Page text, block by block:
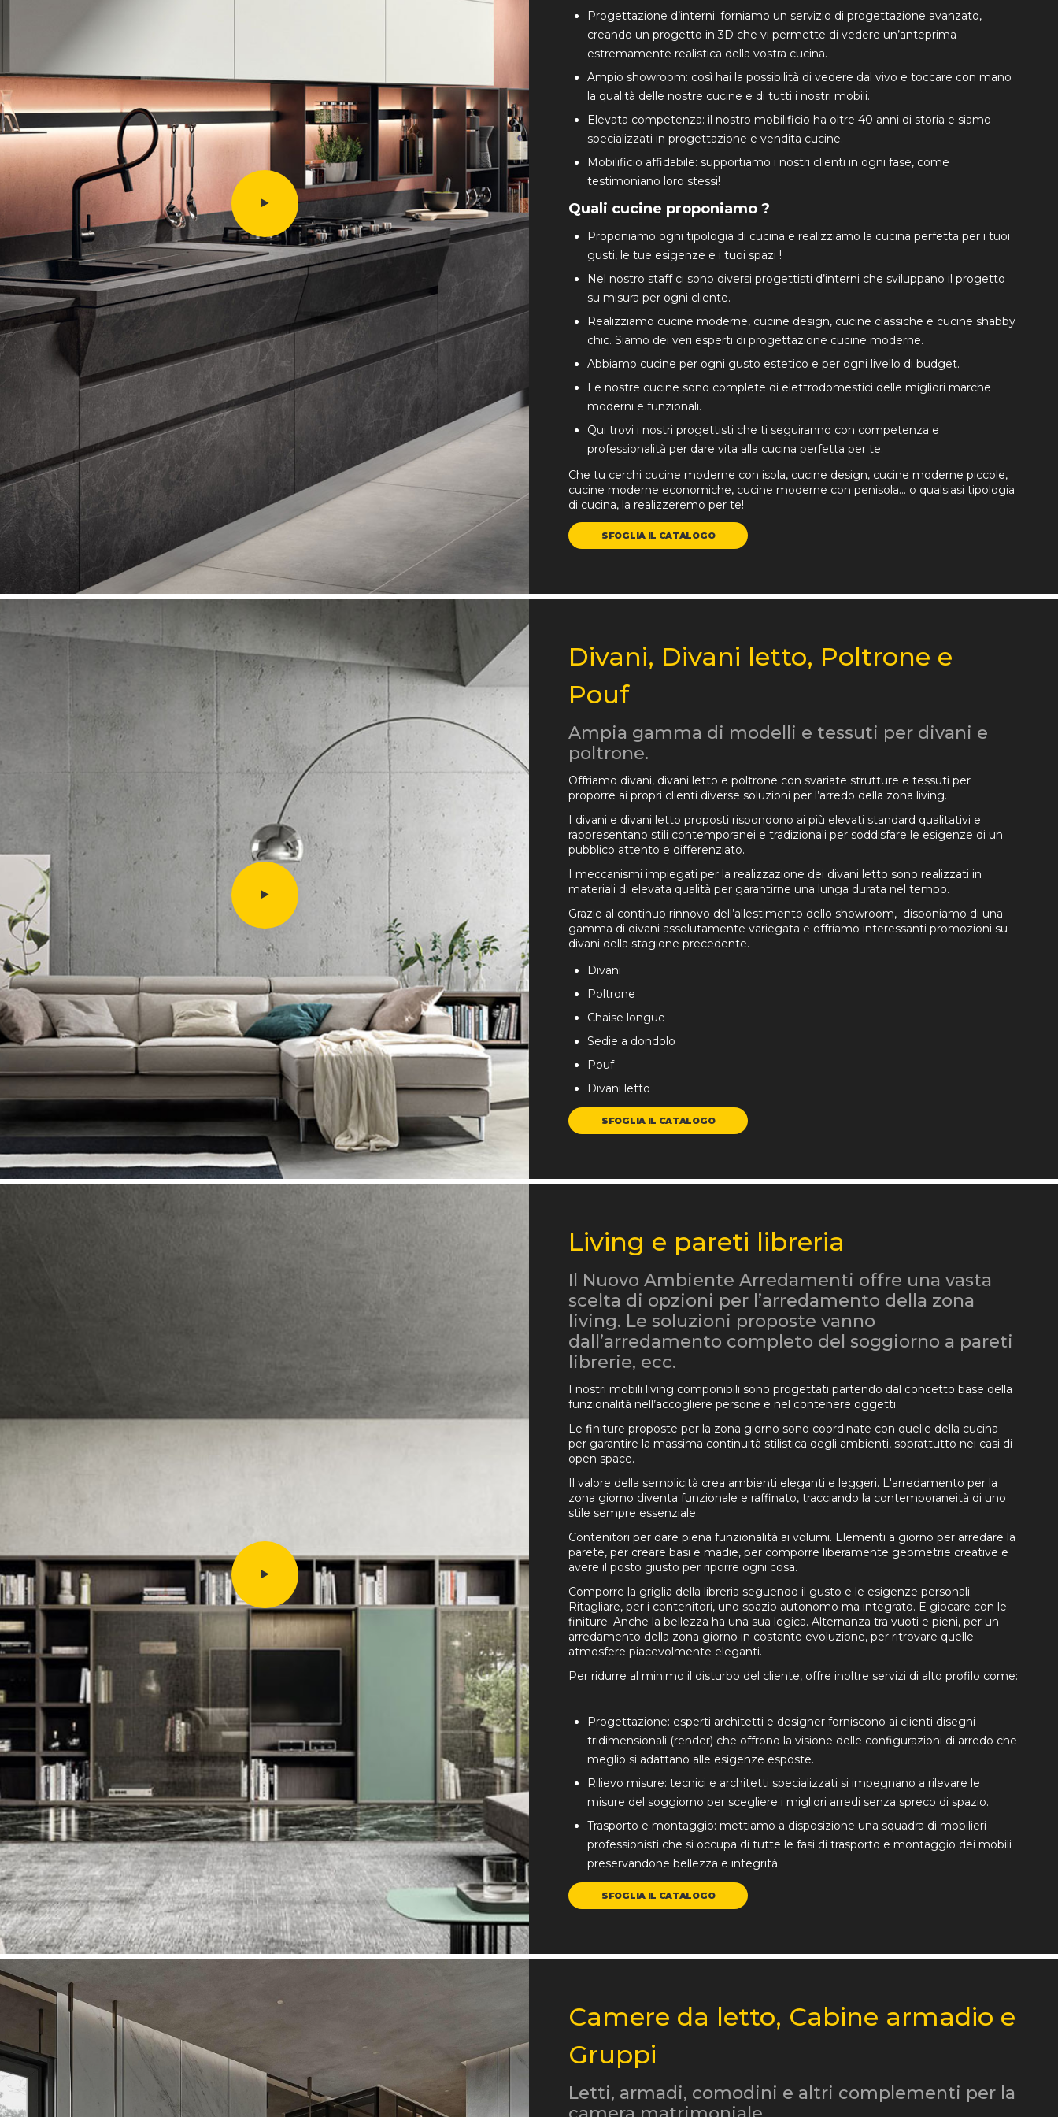
Progettazione d’interni: forniamo un servizio di progettazione avanzato,
creando un progetto in 3D che vi permette di vedere un’anteprima
estremamente realistica della vostra cucina.
Ampio showroom: così hai la possibilità di vedere dal vivo e toccare con mano
la qualità delle nostre cucine e di tutti i nostri mobili.
Elevata competenza: il nostro mobilificio ha oltre 40 anni di storia e siamo
specializzati in progettazione e vendita cucine.
Mobilificio affidabile: supportiamo i nostri clienti in ogni fase, come
testimoniano loro stessi!
Quali cucine proponiamo ?
Proponiamo ogni tipologia di cucina e realizziamo la cucina perfetta per i tuoi
gusti, le tue esigenze e i tuoi spazi !
Nel nostro staff ci sono diversi progettisti d’interni che sviluppano il progetto
su misura per ogni cliente.
Realizziamo cucine moderne, cucine design, cucine classiche e cucine shabby
chic. Siamo dei veri esperti di progettazione cucine moderne.
Abbiamo cucine per ogni gusto estetico e per ogni livello di budget.
Le nostre cucine sono complete di elettrodomestici delle migliori marche
moderni e funzionali.
Qui trovi i nostri progettisti che ti seguiranno con competenza e
professionalità per dare vita alla cucina perfetta per te.
Che tu cerchi cucine moderne con isola, cucine design, cucine moderne piccole,
cucine moderne economiche, cucine moderne con penisola… o qualsiasi tipologia
di cucina, la realizzeremo per te!
SFOGLIA IL CATALOGO
Divani, Divani letto, Poltrone e
Pouf
Ampia gamma di modelli e tessuti per divani e
poltrone.
Offriamo divani, divani letto e poltrone con svariate strutture e tessuti per
proporre ai propri clienti diverse soluzioni per l’arredo della zona living.
I divani e divani letto proposti rispondono ai più elevati standard qualitativi e
rappresentano stili contemporanei e tradizionali per soddisfare le esigenze di un
pubblico attento e differenziato.
I meccanismi impiegati per la realizzazione dei divani letto sono realizzati in
materiali di elevata qualità per garantirne una lunga durata nel tempo.
Grazie al continuo rinnovo dell’allestimento dello showroom, disponiamo di una
gamma di divani assolutamente variegata e offriamo interessanti promozioni su
divani della stagione precedente.
Divani
Poltrone
Chaise longue
Sedie a dondolo
Pouf
Divani letto
SFOGLIA IL CATALOGO
Living e pareti libreria
Il Nuovo Ambiente Arredamenti offre una vasta
scelta di opzioni per l’arredamento della zona
living. Le soluzioni proposte vanno
dall’arredamento completo del soggiorno a pareti
librerie, ecc.
I nostri mobili living componibili sono progettati partendo dal concetto base della
funzionalità nell’accogliere persone e nel contenere oggetti.
Le finiture proposte per la zona giorno sono coordinate con quelle della cucina
per garantire la massima continuità stilistica degli ambienti, soprattutto nei casi di
open space.
Il valore della semplicità crea ambienti eleganti e leggeri. L'arredamento per la
zona giorno diventa funzionale e raffinato, tracciando la contemporaneità di uno
stile sempre essenziale.
Contenitori per dare piena funzionalità ai volumi. Elementi a giorno per arredare la
parete, per creare basi e madie, per comporre liberamente geometrie creative e
avere il posto giusto per riporre ogni cosa.
Comporre la griglia della libreria seguendo il gusto e le esigenze personali.
Ritagliare, per i contenitori, uno spazio autonomo ma integrato. E giocare con le
finiture. Anche la bellezza ha una sua logica. Alternanza tra vuoti e pieni, per un
arredamento della zona giorno in costante evoluzione, per ritrovare quelle
atmosfere piacevolmente eleganti.
Per ridurre al minimo il disturbo del cliente, offre inoltre servizi di alto profilo come:
Progettazione: esperti architetti e designer forniscono ai clienti disegni
tridimensionali (render) che offrono la visione delle configurazioni di arredo che
meglio si adattano alle esigenze esposte.
Rilievo misure: tecnici e architetti specializzati si impegnano a rilevare le
misure del soggiorno per scegliere i migliori arredi senza spreco di spazio.
Trasporto e montaggio: mettiamo a disposizione una squadra di mobilieri
professionisti che si occupa di tutte le fasi di trasporto e montaggio dei mobili
preservandone bellezza e integrità.
SFOGLIA IL CATALOGO
Camere da letto, Cabine armadio e
Gruppi
Letti, armadi, comodini e altri complementi per la